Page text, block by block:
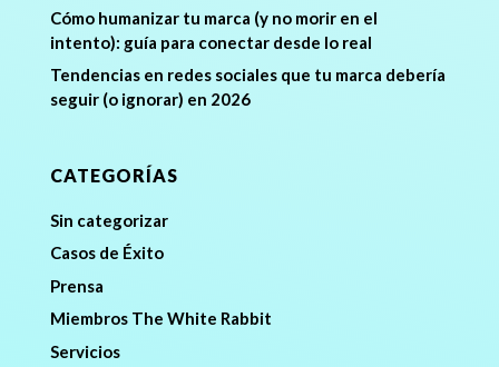
Cómo humanizar tu marca (y no morir en el
intento): guía para conectar desde lo real
Tendencias en redes sociales que tu marca debería
seguir (o ignorar) en 2026
CATEGORÍAS
Sin categorizar
Casos de Éxito
Prensa
Miembros The White Rabbit
Servicios